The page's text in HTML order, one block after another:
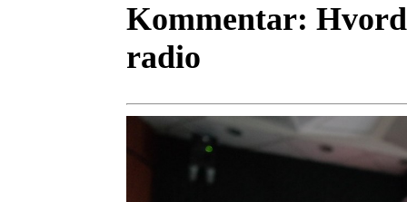
Kommentar:
radio